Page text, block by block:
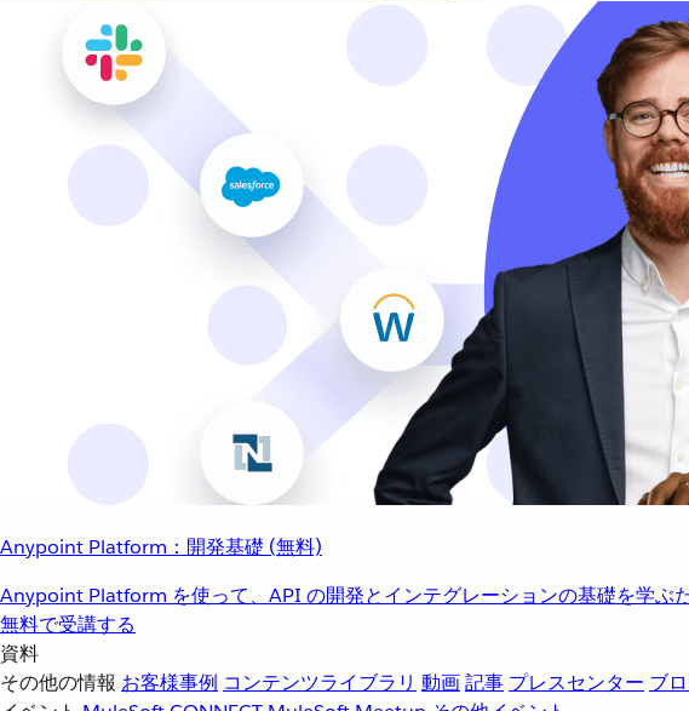
Anypoint Platform：開発基礎 (無料)
Anypoint Platform を使って、API の開発とインテグレーションの基礎を学ぶ
無料で受講する
資料
その他の情報 お客様事例 コンテンツライブラリ 動画記事 プレスセンター ブ